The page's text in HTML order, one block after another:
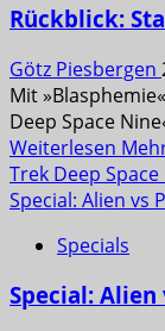
Rückblick:
Götz Piesbergen
Mit
Deep Space
Weiterlesen
Trek Deep
Special: Alien vs
Specials
Special: